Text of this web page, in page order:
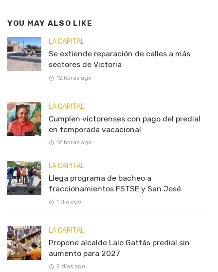
YOU MAY ALSO LIKE
LA CAPITAL
Se extiende reparación de calles a más
sectores de Victoria
12 horas ago
LA CAPITAL
Cumplen victorenses con pago del predial
en temporada vacacional
12 horas ago
LA CAPITAL
Llega programa de bacheo a
fraccionamientos FSTSE y San José
1 día ago
LA CAPITAL
Propone alcalde Lalo Gattás predial sin
aumento para 2027
2 días ago